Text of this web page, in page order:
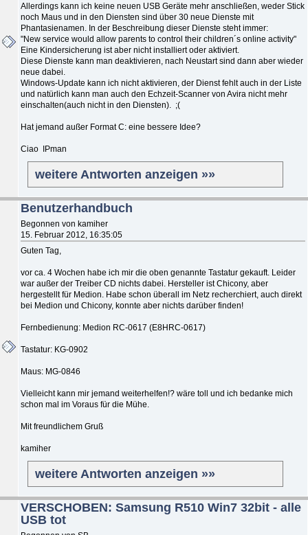
Allerdings kann ich keine neuen USB Geräte mehr anschließen, weder Stick
noch Maus und in den Diensten sind über 30 neue Dienste mit
Phantasienamen. In der Beschreibung dieser Dienste steht immer:
"New service would allow parents to control their children´s online activity"
Eine Kindersicherung ist aber nicht installiert oder aktiviert.
Diese Dienste kann man deaktivieren, nach Neustart sind dann aber wieder
neue dabei.
Windows-Update kann ich nicht aktivieren, der Dienst fehlt auch in der Liste
und natürlich kann man auch den Echzeit-Scanner von Avira nicht mehr
einschalten(auch nicht in den Diensten). ;(
Hat jemand außer Format C: eine bessere Idee?
Ciao IPman
weitere Antworten anzeigen »»
Benutzerhandbuch
Begonnen von kamiher
15. Februar 2012, 16:35:05
Guten Tag,
vor ca. 4 Wochen habe ich mir die oben genannte Tastatur gekauft. Leider
war außer der Treiber CD nichts dabei. Hersteller ist Chicony, aber
hergestellt für Medion. Habe schon überall im Netz recherchiert, auch direkt
bei Medion und Chicony, konnte aber nichts darüber finden!
Fernbedienung: Medion RC-0617 (E8HRC-0617)
Tastatur: KG-0902
Maus: MG-0846
Vielleicht kann mir jemand weiterhelfen!? wäre toll und ich bedanke mich
schon mal im Voraus für die Mühe.
Mit freundlichem Gruß
kamiher
weitere Antworten anzeigen »»
VERSCHOBEN: Samsung R510 Win7 32bit - alle
USB tot